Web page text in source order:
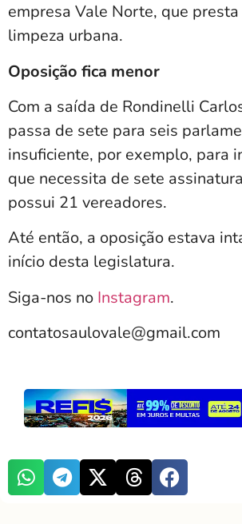
empresa Vale Norte, que
limpeza urbana.
Oposição fica menor
Com a saída de Rondinelli
passa de sete para seis
insuficiente, por exemplo, para
que necessita de sete
possui 21 vereadores.
Até então, a oposição estava
início desta legislatura.
Siga-nos no Instagram.
contatosaulovale@gmail.com